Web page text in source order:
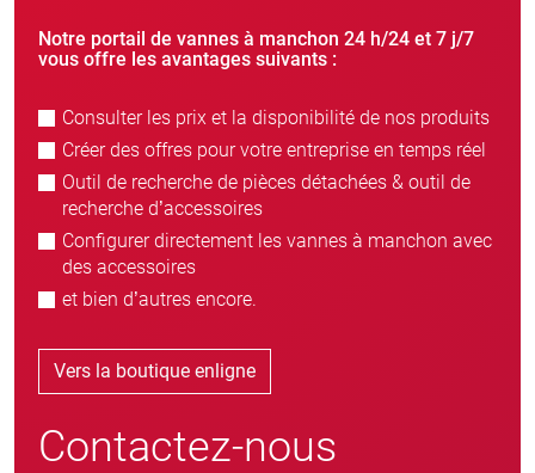
Notre portail de vannes à manchon 24 h/24 et 7 j/7
vous offre les avantages suivants :
Consulter les prix et la disponibilité de nos produits
Créer des offres pour votre entreprise en temps réel
Outil de recherche de pièces détachées & outil de
recherche d’accessoires
Configurer directement les vannes à manchon avec
des accessoires
et bien d’autres encore.
Vers la boutique enligne
Contactez-nous